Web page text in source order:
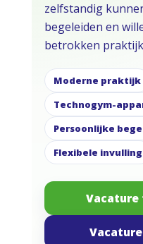
zelfstandig
begeleiden en
betrokken
Moderne praktijk
Technogym-
Persoonlijke
Flexibele invulling